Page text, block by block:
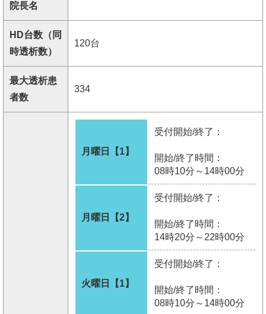
院長名
HD台数（同
時透析数）
120台
最大透析患
者数
334
月曜日【1】
受付開始/終了：
開始/終了時間：
08時10分～14時00分
月曜日【2】
受付開始/終了：
開始/終了時間：
14時20分～22時00分
火曜日【1】
受付開始/終了：
開始/終了時間：
08時10分～14時00分